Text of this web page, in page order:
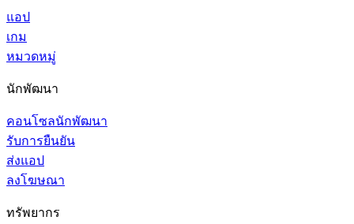
แอป
เกม
หมวดหมู่
นักพัฒนา
คอนโซลนักพัฒนา
รับการยืนยัน
ส่งแอป
ลงโฆษณา
ทรัพยากร